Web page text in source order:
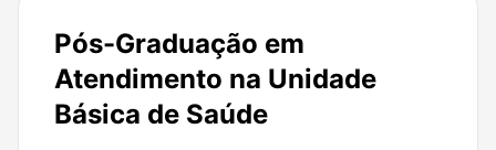
Pós-Graduação em
Atendimento na Unidade
Básica de Saúde